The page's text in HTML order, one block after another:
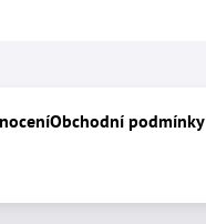
Obchodní podmínky